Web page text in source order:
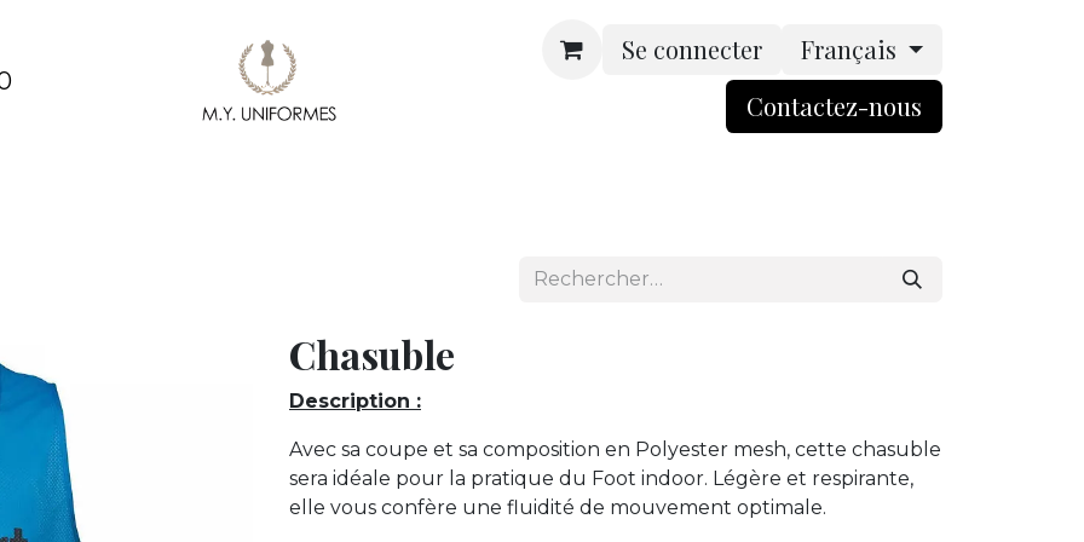
Se connecter
Français
Contactez-nou​​​​s​​
Chasuble
Description :
Avec sa coupe et sa composition en Polyester mesh, cette chasuble
sera idéale pour la pratique du Foot indoor. Légère et respirante,
elle vous confère une fluidité de mouvement optimale.